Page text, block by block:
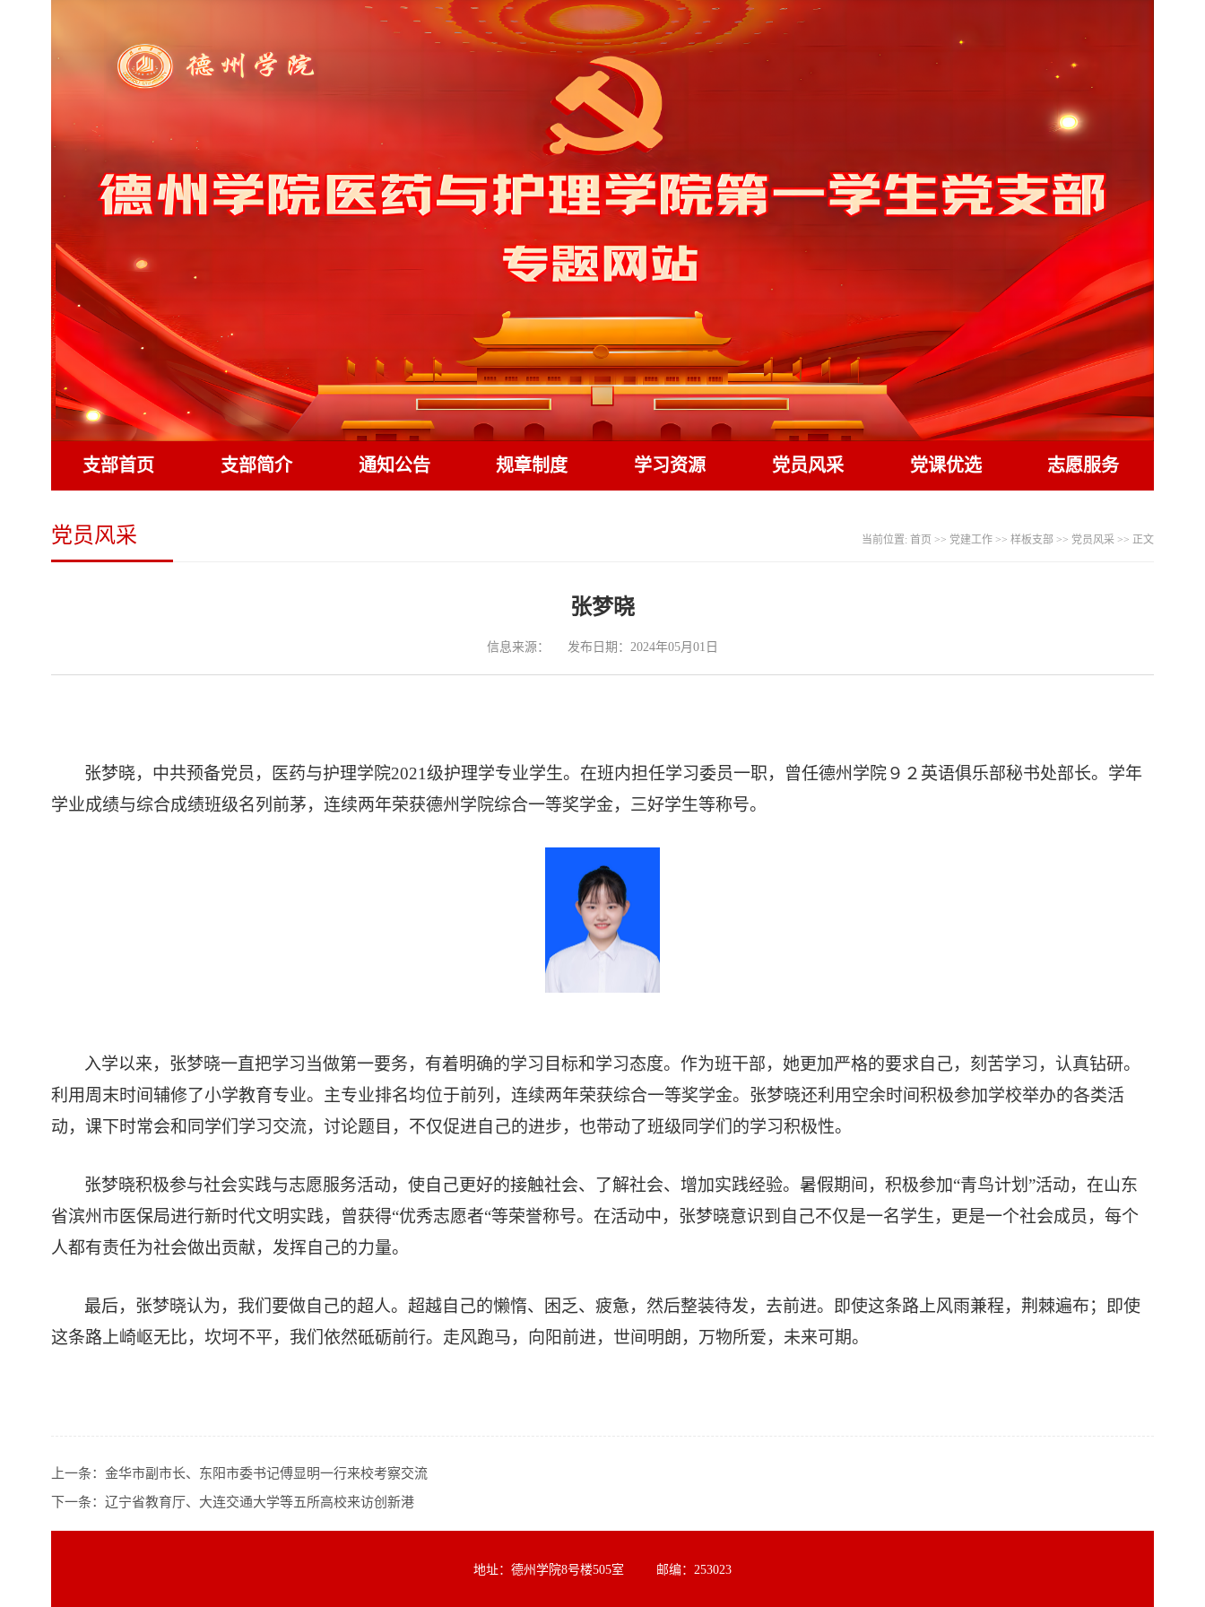
支部首页 支部简介 通知公告 规章制度 学习资源 党员风采 党课优选 志愿服务
当前位置: 首页 >> 党建工作 >> 样板支部 >> 党员风采 >> 正文
党员风采
张梦晓
信息来源： 发布日期：2024年05月01日
张梦晓，中共预备党员，医药与护理学院2021级护理学专业学生。在班内担任学习委员一职，曾任德州学院９２英语俱乐部秘书处部长。学年
学业成绩与综合成绩班级名列前茅，连续两年荣获德州学院综合一等奖学金，三好学生等称号。
入学以来，张梦晓一直把学习当做第一要务，有着明确的学习目标和学习态度。作为班干部，她更加严格的要求自己，刻苦学习，认真钻研。
利用周末时间辅修了小学教育专业。主专业排名均位于前列，连续两年荣获综合一等奖学金。张梦晓还利用空余时间积极参加学校举办的各类活
动，课下时常会和同学们学习交流，讨论题目，不仅促进自己的进步，也带动了班级同学们的学习积极性。
张梦晓积极参与社会实践与志愿服务活动，使自己更好的接触社会、了解社会、增加实践经验。暑假期间，积极参加“青鸟计划”活动，在山东
省滨州市医保局进行新时代文明实践，曾获得“优秀志愿者“等荣誉称号。在活动中，张梦晓意识到自己不仅是一名学生，更是一个社会成员，每个
人都有责任为社会做出贡献，发挥自己的力量。
最后，张梦晓认为，我们要做自己的超人。超越自己的懒惰、困乏、疲惫，然后整装待发，去前进。即使这条路上风雨兼程，荆棘遍布；即使
这条路上崎岖无比，坎坷不平，我们依然砥砺前行。走风跑马，向阳前进，世间明朗，万物所爱，未来可期。
上一条： 金华市副市长、东阳市委书记傅显明一行来校考察交流
下一条： 辽宁省教育厅、大连交通大学等五所高校来访创新港
地址：德州学院8号楼505室 邮编：253023